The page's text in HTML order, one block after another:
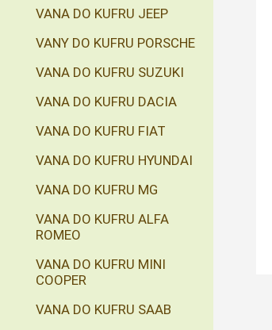
VANA DO KUFRU JEEP
VANY DO KUFRU PORSCHE
VANA DO KUFRU SUZUKI
VANA DO KUFRU DACIA
VANA DO KUFRU FIAT
VANA DO KUFRU HYUNDAI
VANA DO KUFRU MG
VANA DO KUFRU ALFA
ROMEO
VANA DO KUFRU MINI
COOPER
VANA DO KUFRU SAAB